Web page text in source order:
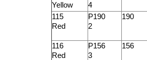
Yellow
4
115
Red
P190
2
190
116
Red
P156
3
156